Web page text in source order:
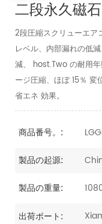
二段永久磁
2段圧縮スクリューエ
レベル、内部漏れの低
減、 host.Two の耐用
ージ圧縮、ほぼ 15％ 変
省エネ 効果。
商品番号。:
製品の起源:
製品の重量:
出荷ポート: